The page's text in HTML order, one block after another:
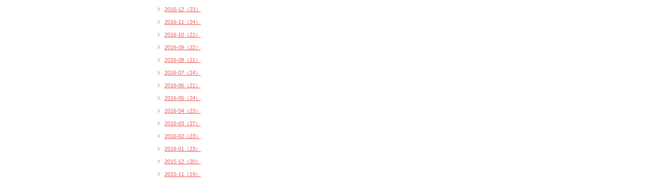
2016-12（23）
2016-11（24）
2016-10（21）
2016-09（22）
2016-08（21）
2016-07（24）
2016-06（21）
2016-05（24）
2016-04（23）
2016-03（27）
2016-02（23）
2016-01（23）
2015-12（20）
2015-11（19）